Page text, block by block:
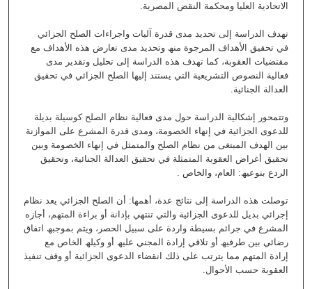
الاتحادیة العلیا ومحكمة النقض المصریة.
تھدف الدراسة إلى تحدید مدى قدرة آلیات واجراءات الصلح الجزائي
في تحقیق الأھداف المرجوة منھ وتحدید مدى تعارض ھذه الأھداف مع
مقتضیات العقوبة، كما تھدف ھذه الدراسة إلى تحلیل وتقدیر مدى
فعالیة النصوص التشریعیة التي یستند إلیھا الصلح الجزائي في تحقیق
العدالة الجنائیة.
وتتمحور إشكالیة الدراسة حول مدى فعالیة نظام الصلح كوسیلة بدیلة
للدعوى الجزائیة في إنھاء الخصومة، ومدى قدرة المشرع على الموازنة
بین الھدف المبتغى من نظام الصلح والمتمثل في إنھاء الخصومة وبین
تحقیق أغراض العقوبة المتمثلة في تحقیق العدالة الجنائیة، وتحقیق
الردع بنوعیھ: العام، والخاص .
توصلت ھذه الدراسة إلى نتائج عدة، أھمھا: أن الصلح الجزائي یعد نظام
إجرائي بدیل للدعوى الجزائیة والتي تنتھي بإدانة أو براءة المتھم، أجازه
المشرع في جرائم بسیطة واردة على سبیل الحصر، ویتم بموجبھ اتفاق
رضائي بین طرفیھ أو تلاقي إرادة المجني علیھ أو وكیلھ الخاص مع
إرادة المتھم مما یترتب على ذلك انقضاء الدعوى الجزائیة أو وقف تنفیذ
العقوبة حسب الأحوال.